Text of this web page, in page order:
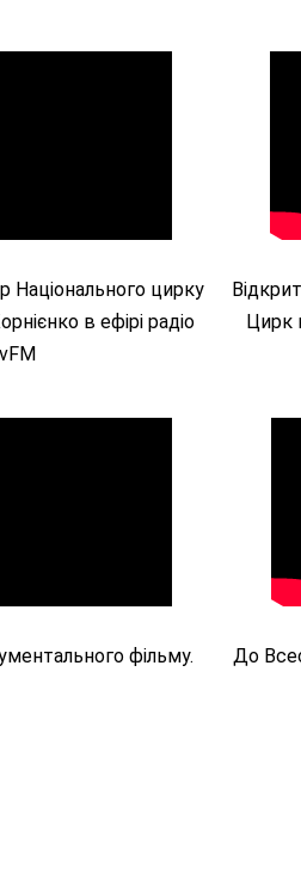
Національного цирку
в ефірі радіо
Цирк
фільму.
До